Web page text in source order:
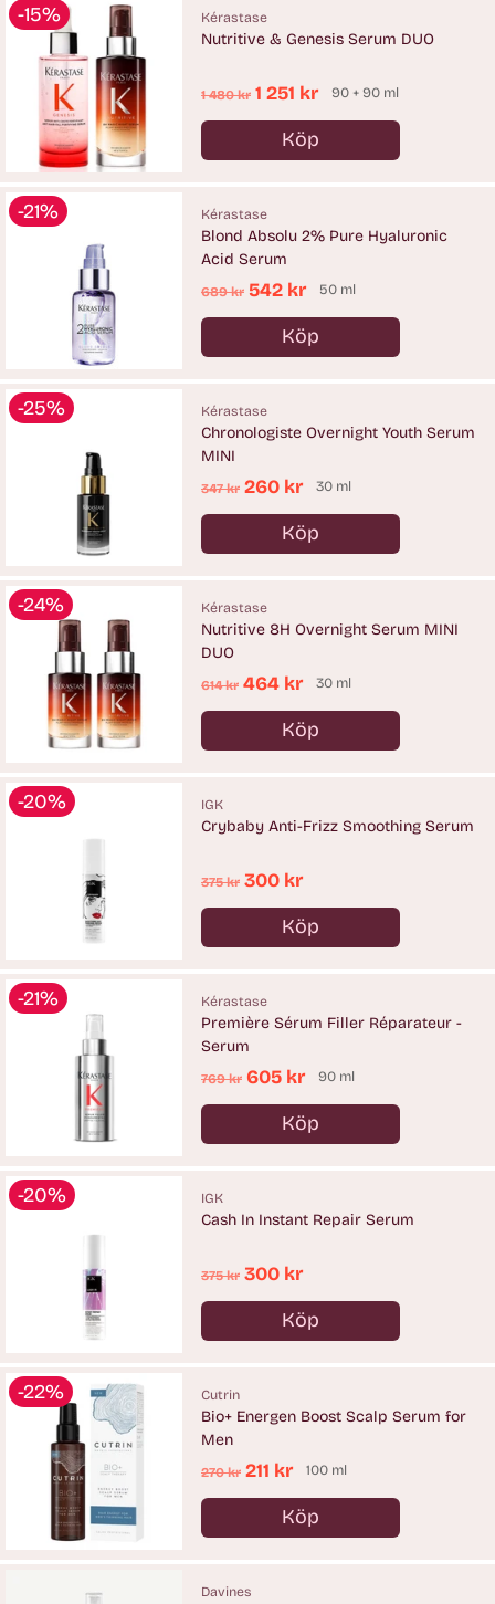
-15% Kérastase
Nutritive & Genesis Serum DUO
Ordinarie
pris
1 480 kr 1 251 kr 90 + 90 ml
Köp
Antal
-21% Kérastase
Blond Absolu 2% Pure Hyaluronic
Acid Serum
Ordinarie
pris
689 kr 542 kr 50 ml
Köp
Antal
-25% Kérastase
Chronologiste Overnight Youth Serum
MINI
Ordinarie
pris
347 kr 260 kr 30 ml
Köp
Antal
-24% Kérastase
Nutritive 8H Overnight Serum MINI
DUO
Ordinarie
pris
614 kr 464 kr 30 ml
Köp
Antal
-20% IGK
Crybaby Anti-Frizz Smoothing Serum
Ordinarie
pris
375 kr 300 kr
Köp
Antal
-21% Kérastase
Première Sérum Filler Réparateur -
Serum
Ordinarie
pris
769 kr 605 kr 90 ml
Köp
Antal
-20% IGK
Cash In Instant Repair Serum
Ordinarie
pris
375 kr 300 kr
Köp
Antal
-22% Cutrin
Bio+ Energen Boost Scalp Serum for
Men
Ordinarie
pris
270 kr 211 kr 100 ml
Köp
Antal
Davines